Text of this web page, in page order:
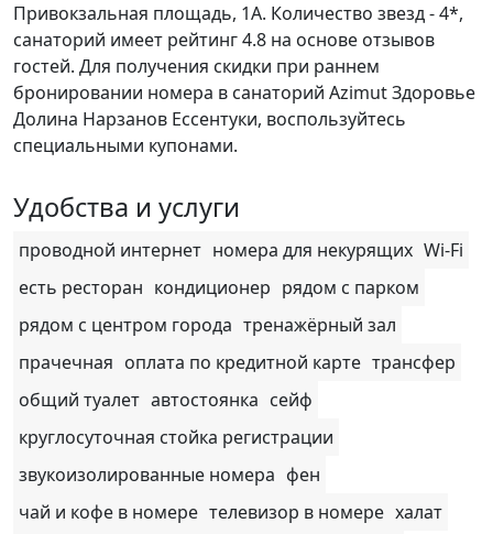
Привокзальная площадь, 1А. Количество звезд - 4*,
санаторий имеет рейтинг 4.8 на основе отзывов
гостей. Для получения скидки при раннем
бронировании номера в санаторий Azimut Здоровье
Долина Нарзанов Ессентуки, воспользуйтесь
специальными купонами.
Удобства и услуги
проводной интернет номера для некурящих Wi-Fi
есть ресторан кондиционер рядом с парком
рядом с центром города тренажёрный зал
прачечная оплата по кредитной карте трансфер
общий туалет автостоянка сейф
круглосуточная стойка регистрации
звукоизолированные номера фен
чай и кофе в номере телевизор в номере халат